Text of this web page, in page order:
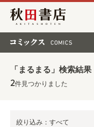
秋田書店
「まるまる」検索結果
2件見つかりました
絞り込み：すべて